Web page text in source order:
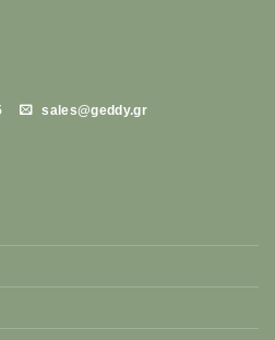
sales@geddy.gr